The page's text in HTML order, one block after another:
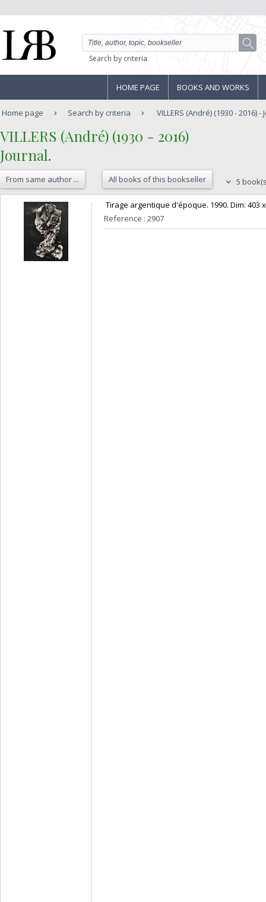
Search by criteria
HOME PAGE BOOKS AND WORKS
Home page Search by criteria VILLERS (André) (1930 - 2016) -
‎VILLERS (André) (1930 - 2016)‎
‎Journal.‎
From same author ... All books of this bookseller 5
Tirage argentique d'époque. 1990. Dim:
Reference : 2907